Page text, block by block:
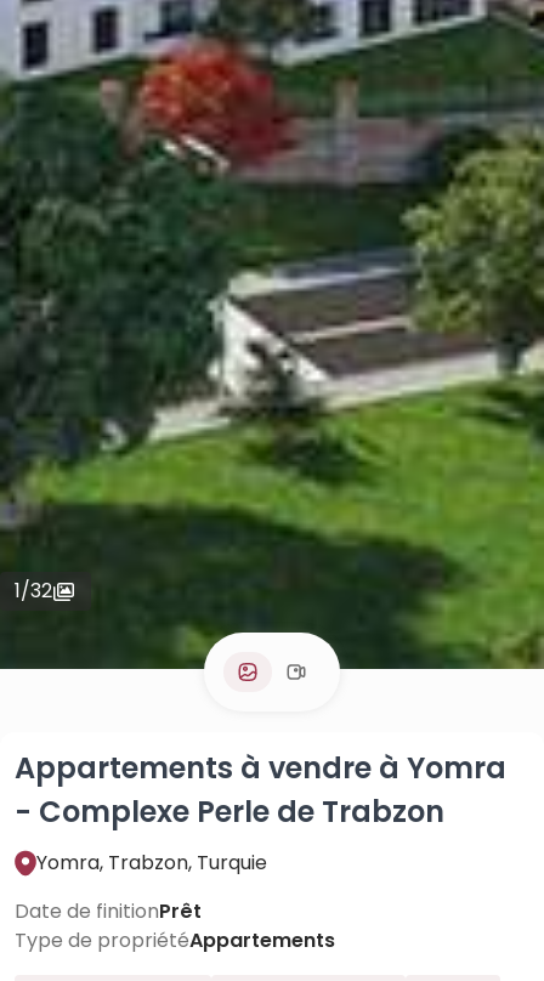
1/32
Appartements à vendre à Yomra
- Complexe Perle de Trabzon
Yomra, Trabzon, Turquie
Date de finitionPrêt
Type de propriétéAppartements